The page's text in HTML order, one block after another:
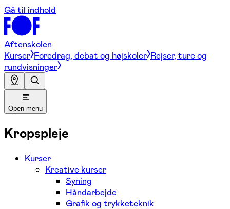
Gå til indhold
Aftenskolen
Kurser Foredrag, debat og højskoler Rejser, ture og
rundvisninger
Open menu
Kropspleje
Kurser
Kreative kurser
Syning
Håndarbejde
Grafik og trykketeknik